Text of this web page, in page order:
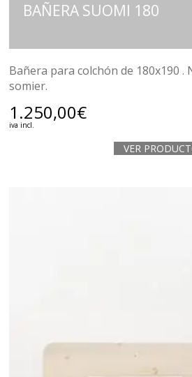
BAÑERA SUOMI 180
Bañera para colchón de 180x190 .
somier.
1.250,00€
iva incl.
VER